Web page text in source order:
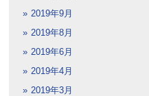
2019年9月
2019年8月
2019年6月
2019年4月
2019年3月